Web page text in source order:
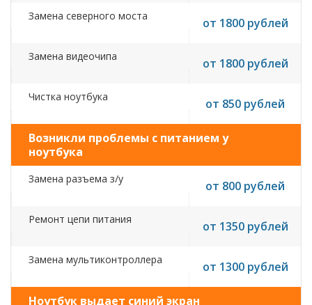
Замена северного моста от 1800 рублей
Замена видеочипа от 1800 рублей
Чистка ноутбука от 850 рублей
Возникли проблемы с питанием у
ноутбука
Замена разъема з/у от 800 рублей
Ремонт цепи питания от 1350 рублей
Замена мультиконтроллера от 1300 рублей
Ноутбук выдает синий экран